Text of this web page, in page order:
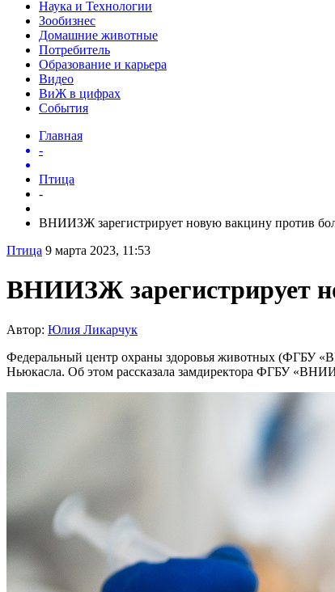
Наука и Технологии
Зообизнес
Домашние животные
Потребитель
Образование и карьера
Видео
ВиЖ в цифрах
События
Главная
-
Птица
-
ВНИИЗЖ зарегистрирует новую вакцину против
Птица 9 марта 2023, 11:53
ВНИИЗЖ зарегистрирует
Автор: Юлия Ликарчук
Федеральный центр охраны здоровья животных (ФГБУ
Ньюкасла. Об этом рассказала замдиректора ФГБУ